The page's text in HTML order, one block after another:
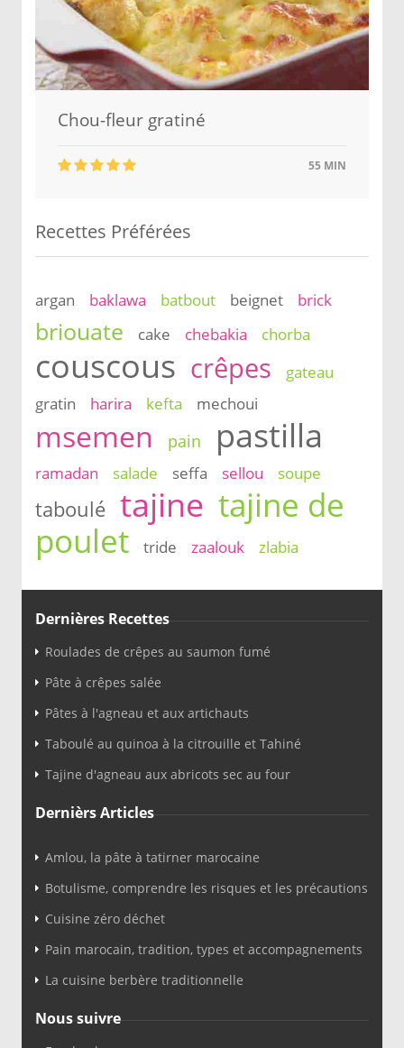
Chou-fleur gratiné
55 MIN
Recettes Préférées
argan baklawa batbout beignet brick
briouate cake chebakia chorba
couscous crêpes
gateau
gratin
harira kefta mechoui
msemen pain pastilla
ramadan salade seffa sellou soupe
taboulé tajine tajine de
poulet
tride zaalouk zlabia
Dernières Recettes
Roulades de crêpes au saumon fumé
Pâte à crêpes salée
Pâtes à l'agneau et aux artichauts
Taboulé au quinoa à la citrouille et Tahiné
Tajine d'agneau aux abricots sec au four
Dernièrs Articles
Amlou, la pâte à tatirner marocaine
Botulisme, comprendre les risques et les précautions
Cuisine zéro déchet
Pain marocain, tradition, types et accompagnements
La cuisine berbère traditionnelle
Nous suivre